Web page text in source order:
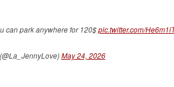
can park anywhere for 120$pic.twitter.com/
(@La_JennyLove)May 24, 2026